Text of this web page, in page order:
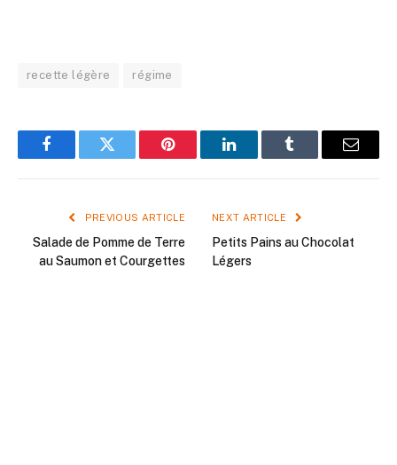
recette légère régime
FacebookTwitter Pinterest LinkedInTumblr Email
PREVIOUS ARTICLE
Salade de Pomme de Terre
au Saumon et Courgettes
NEXT ARTICLE
Petits Pains au Chocolat
Légers